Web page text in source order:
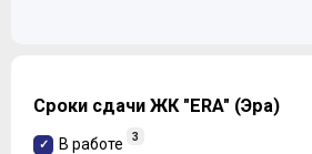
Сроки сдачи ЖК "ERA" (Эра)
В работе 3